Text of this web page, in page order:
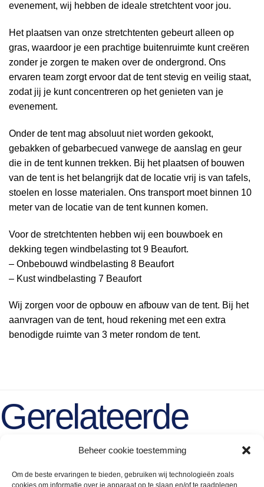
Beheer cookie toestemming
Om de beste ervaringen te bieden, gebruiken wij technologieën zoals
cookies om informatie over je apparaat op te slaan en/of te raadplegen.
evenement, wij hebben de ideale stretchtent voor jou.
Het plaatsen van onze stretchtenten gebeurt alleen op
gras, waardoor je een prachtige buitenruimte kunt creëren
zonder je zorgen te maken over de ondergrond. Ons
ervaren team zorgt ervoor dat de tent stevig en veilig staat,
zodat jij je kunt concentreren op het genieten van je
evenement.
Onder de tent mag absoluut niet worden gekookt,
gebakken of gebarbecued vanwege de aanslag en geur
die in de tent kunnen trekken. Bij het plaatsen of bouwen
van de tent is het belangrijk dat de locatie vrij is van tafels,
stoelen en losse materialen. Ons transport moet binnen 10
meter van de locatie van de tent kunnen komen.
Voor de stretchtenten hebben wij een bouwboek en
dekking tegen windbelasting tot 9 Beaufort.
– Onbebouwd windbelasting 8 Beaufort
– Kust windbelasting 7 Beaufort
Wij zorgen voor de opbouw en afbouw van de tent. Bij het
aanvragen van de tent, houd rekening met een extra
benodigde ruimte van 3 meter rondom de tent.
Gerelateerde
producten